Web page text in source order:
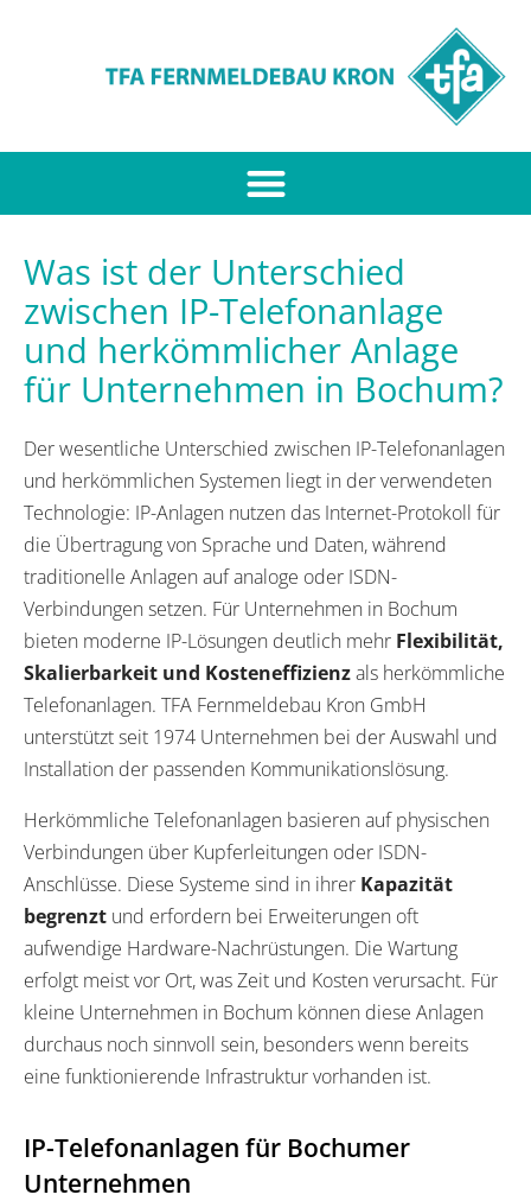
Was ist der Unterschied
zwischen IP-Telefonanlage
und herkömmlicher Anlage
für Unternehmen in Bochum?
Der wesentliche Unterschied zwischen IP-Telefonanlagen
und herkömmlichen Systemen liegt in der verwendeten
Technologie: IP-Anlagen nutzen das Internet-Protokoll für
die Übertragung von Sprache und Daten, während
traditionelle Anlagen auf analoge oder ISDN-
Verbindungen setzen. Für Unternehmen in Bochum
bieten moderne IP-Lösungen deutlich mehr Flexibilität,
Skalierbarkeit und Kosteneffizienzals herkömmliche
Telefonanlagen. TFA Fernmeldebau Kron GmbH
unterstützt seit 1974 Unternehmen bei der Auswahl und
Installation der passenden Kommunikationslösung.
Herkömmliche Telefonanlagen basieren auf physischen
Verbindungen über Kupferleitungen oder ISDN-
Anschlüsse. Diese Systeme sind in ihrer Kapazität
begrenzt und erfordern bei Erweiterungen oft
aufwendige Hardware-Nachrüstungen. Die Wartung
erfolgt meist vor Ort, was Zeit und Kosten verursacht. Für
kleine Unternehmen in Bochum können diese Anlagen
durchaus noch sinnvoll sein, besonders wenn bereits
eine funktionierende Infrastruktur vorhanden ist.
IP-Telefonanlagen für Bochumer
Unternehmen